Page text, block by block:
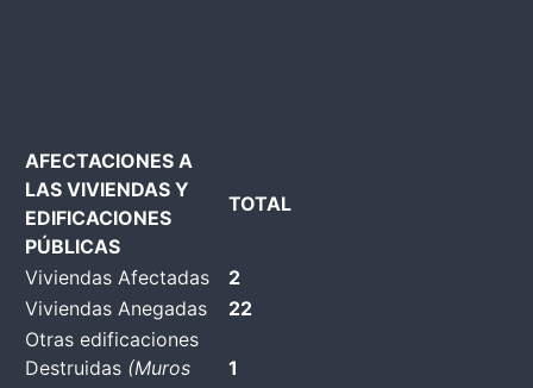
AFECTACIONES A
LAS VIVIENDAS Y
EDIFICACIONES
PÚBLICAS
TOTAL
Viviendas Afectadas
2
Viviendas Anegadas
22
Otras edificaciones
Destruidas (Muros
1